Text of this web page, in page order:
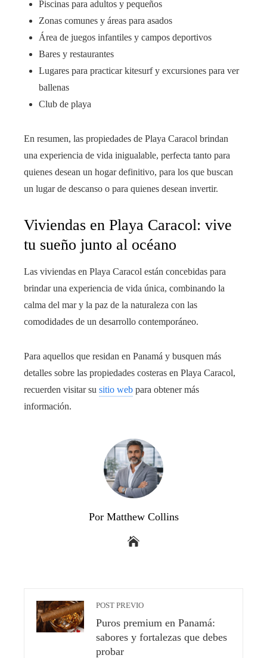
Piscinas para adultos y pequeños
Zonas comunes y áreas para asados
Área de juegos infantiles y campos deportivos
Bares y restaurantes
Lugares para practicar kitesurf y excursiones para ver
ballenas
Club de playa
En resumen, las propiedades de Playa Caracol brindan
una experiencia de vida inigualable, perfecta tanto para
quienes desean un hogar definitivo, para los que buscan
un lugar de descanso o para quienes desean invertir.
Viviendas en Playa Caracol: vive
tu sueño junto al océano
Las viviendas en Playa Caracol están concebidas para
brindar una experiencia de vida única, combinando la
calma del mar y la paz de la naturaleza con las
comodidades de un desarrollo contemporáneo.
Para aquellos que residan en Panamá y busquen más
detalles sobre las propiedades costeras en Playa Caracol,
recuerden visitar su sitio web para obtener más
información.
Por Matthew Collins
POST PREVIO
Puros premium en Panamá:
sabores y fortalezas que debes
probar